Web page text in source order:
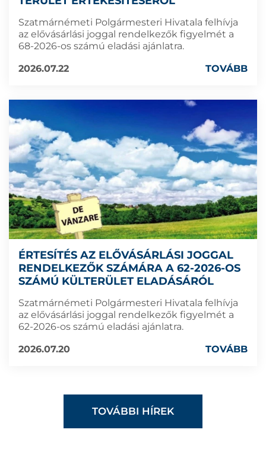
Szatmárnémeti Polgármesteri Hivatala felhívja
az elővásárlási joggal rendelkezők figyelmét a
68-2026-os számú eladási ajánlatra.
2026.07.22
TOVÁBB
ÉRTESÍTÉS AZ ELŐVÁSÁRLÁSI JOGGAL
RENDELKEZŐK SZÁMÁRA A 62-2026-OS
SZÁMÚ KÜLTERÜLET ELADÁSÁRÓL
Szatmárnémeti Polgármesteri Hivatala felhívja
az elővásárlási joggal rendelkezők figyelmét a
62-2026-os számú eladási ajánlatra.
2026.07.20
TOVÁBB
TOVÁBBI HÍREK